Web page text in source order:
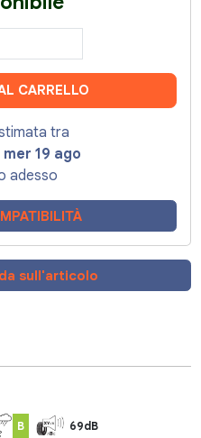
CARRELLO
tra
mer 19 ago
adesso
sull'articolo
B 69dB